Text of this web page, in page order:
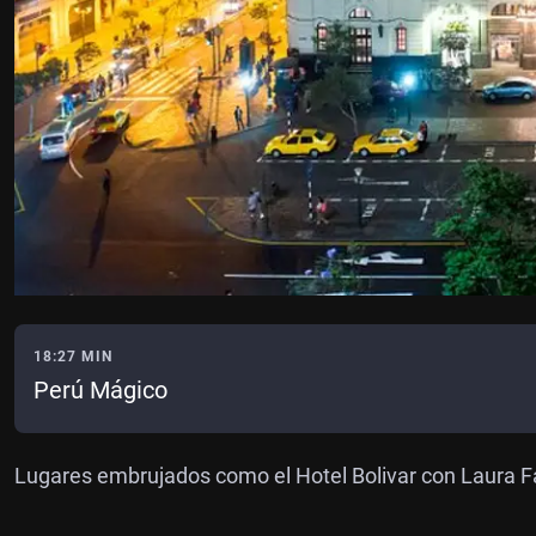
18:27 MIN
Perú Mágico
Lugares embrujados como el Hotel Bolivar con Laura